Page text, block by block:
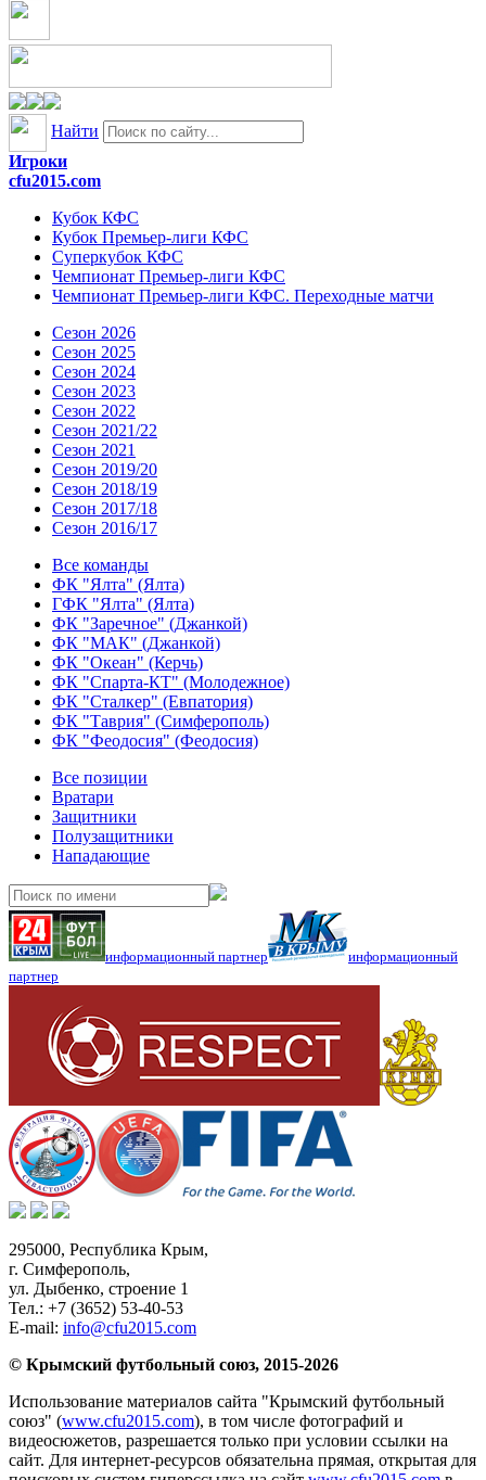
Найти
Игроки
cfu2015.com
Кубок КФС
Кубок Премьер-лиги КФС
Суперкубок КФС
Чемпионат Премьер-лиги КФС
Чемпионат Премьер-лиги КФС. Переходные матчи
Сезон 2026
Сезон 2025
Сезон 2024
Сезон 2023
Сезон 2022
Сезон 2021/22
Сезон 2021
Сезон 2019/20
Сезон 2018/19
Сезон 2017/18
Сезон 2016/17
Все команды
ФК "Ялта" (Ялта)
ГФК "Ялта" (Ялта)
ФК "Заречное" (Джанкой)
ФК "МАК" (Джанкой)
ФК "Океан" (Керчь)
ФК "Спарта-КТ" (Молодежное)
ФК "Сталкер" (Евпатория)
ФК "Таврия" (Симферополь)
ФК "Феодосия" (Феодосия)
Все позиции
Вратари
Защитники
Полузащитники
Нападающие
информационный партнер
информационный
партнер
295000, Республика Крым,
г. Симферополь,
ул. Дыбенко, строение 1
Тел.: +7 (3652) 53-40-53
E-mail: info@cfu2015.com
© Крымский футбольный союз, 2015-2026
Использование материалов сайта "Крымский футбольный
союз" (www.cfu2015.com), в том числе фотографий и
видеосюжетов, разрешается только при условии ссылки на
сайт. Для интернет-ресурсов обязательна прямая, открытая для